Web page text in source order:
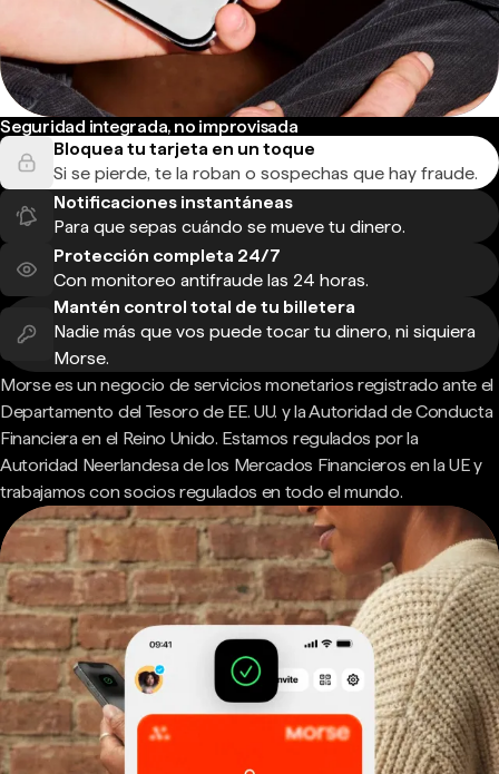
Seguridad integrada, no improvisada
Bloquea tu tarjeta en un toque
Si se pierde, te la roban o sospechas que hay fraude.
Notificaciones instantáneas
Para que sepas cuándo se mueve tu dinero.
Protección completa 24/7
Con monitoreo antifraude las 24 horas.
Mantén control total de tu billetera
Nadie más que vos puede tocar tu dinero, ni siquiera
Morse.
Morse es un negocio de servicios monetarios registrado ante el
Departamento del Tesoro de EE. UU. y la Autoridad de Conducta
Financiera en el Reino Unido. Estamos regulados por la
Autoridad Neerlandesa de los Mercados Financieros en la UE y
trabajamos con socios regulados en todo el mundo.